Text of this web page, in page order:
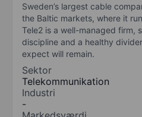
Sweden’s largest cable
the Baltic markets, where it
Tele2 is a well-managed firm,
discipline and a healthy
expect will remain.
Sektor
Telekommunikation
Industri
-